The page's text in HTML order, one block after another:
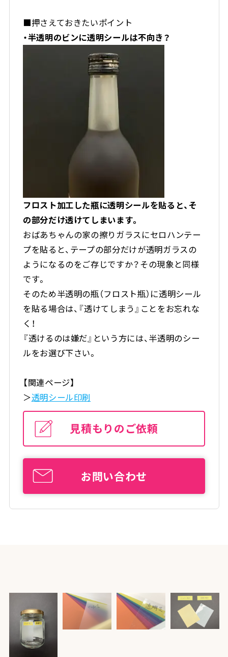
■押さえておきたいポイント
・半透明のビンに透明シールは不向き？
フロスト加工した瓶に透明シールを貼ると、そ
の部分だけ透けてしまいます。
おばあちゃんの家の擦りガラスにセロハンテー
プを貼ると、テープの部分だけが透明ガラスの
ようになるのをご存じですか？その現象と同様
です。
そのため半透明の瓶（フロスト瓶）に透明シール
を貼る場合は、『透けてしまう』ことをお忘れな
く！
『透けるのは嫌だ』という方には、半透明のシー
ルをお選び下さい。
【関連ページ】
＞透明シール印刷
見積もりのご依頼
お問い合わせ